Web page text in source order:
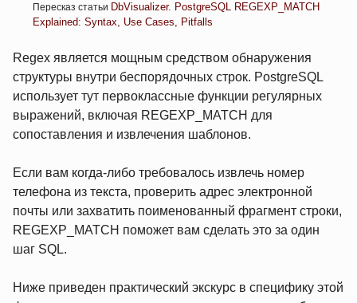
Пересказ статьи DbVisualizer. PostgreSQL REGEXP_MATCH
Explained: Syntax, Use Cases, Pitfalls
Regex является мощным средством обнаружения
структуры внутри беспорядочных строк. PostgreSQL
использует тут первоклассные функции регулярных
выражений, включая REGEXP_MATCH для
сопоставления и извлечения шаблонов.
Если вам когда-либо требовалось извлечь номер
телефона из текста, проверить адрес электронной
почты или захватить поименованный фрагмент строки,
REGEXP_MATCH поможет вам сделать это за один
шаг SQL.
Ниже приведен практический экскурс в специфику этой